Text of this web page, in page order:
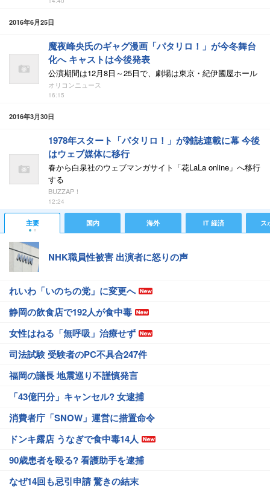
2016年6月25日
魔夜峰央氏のギャグ漫画「パタリロ！」が今冬舞台
化へ キャストは今後発表
公演期間は12月8日～25日で、劇場は東京・紀伊國屋ホール
オリコンニュース
16:15
2016年3月30日
1978年スタート「パタリロ！」が雑誌連載に幕 今後
はウェブ媒体に移行
春から白泉社のウェブマンガサイト「花LaLa online」へ移行
する
BUZZAP！
12:24
主要 国内 海外 IT 経済 ス
NHK職員性被害 出演者に怒りの声
れいわ「いのちの党」に変更へ
静岡の飲食店で192人が食中毒
女性はねる「無呼吸」治療せず
司法試験 受験者のPC不具合247件
福岡の議長 地震巡り不謹慎発言
「43億円分」キャンセル? 女逮捕
消費者庁「SNOW」運営に措置命令
ドンキ露店 うなぎで食中毒14人
90歳患者を殴る? 看護助手を逮捕
なぜ14回も忌引申請 驚きの結末